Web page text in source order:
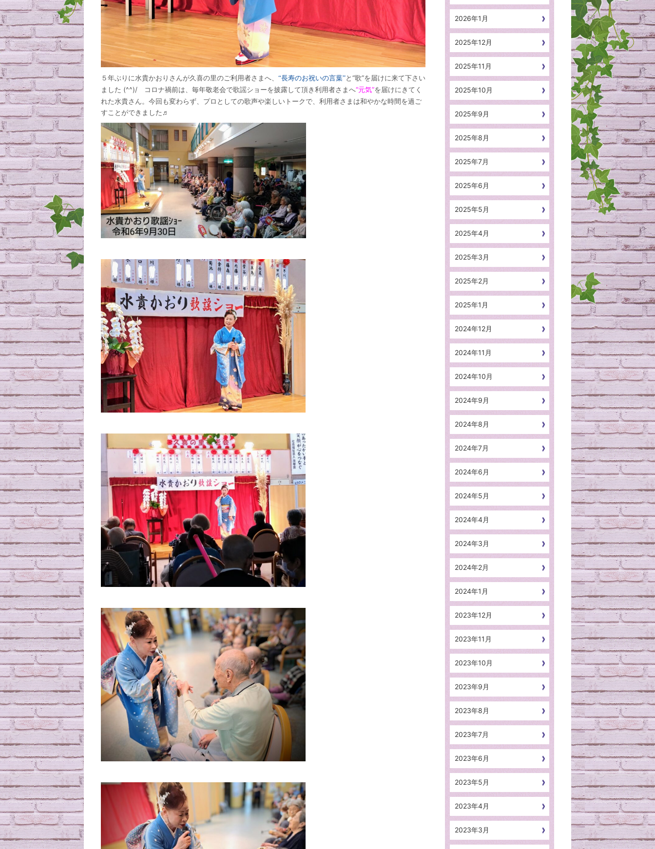
５年ぶり に水貴かおりさんが久喜の里のご利用者さまへ、 “長寿のお祝いの言葉”と“歌”を届けに来て下さい
ました (^^)/ コロナ禍前は、毎年敬老会で歌謡ショーを披露して頂き利用者さまへ“元気”を届けにきてく
れた水貴さん。今回も変わらず、プロとしての歌声や楽しいトークで、利用者さまは和やかな時間を過ご
すことができました♬
2026年1月
2025年12月
2025年11月
2025年10月
2025年9月
2025年8月
2025年7月
2025年6月
2025年5月
2025年4月
2025年3月
2025年2月
2025年1月
2024年12月
2024年11月
2024年10月
2024年9月
2024年8月
2024年7月
2024年6月
2024年5月
2024年4月
2024年3月
2024年2月
2024年1月
2023年12月
2023年11月
2023年10月
2023年9月
2023年8月
2023年7月
2023年6月
2023年5月
2023年4月
2023年3月